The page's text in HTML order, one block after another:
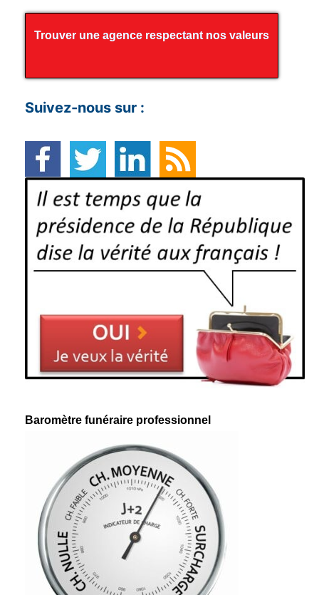
Trouver une agence respectant nos valeurs
Suivez-nous sur :
Baromètre funéraire professionnel